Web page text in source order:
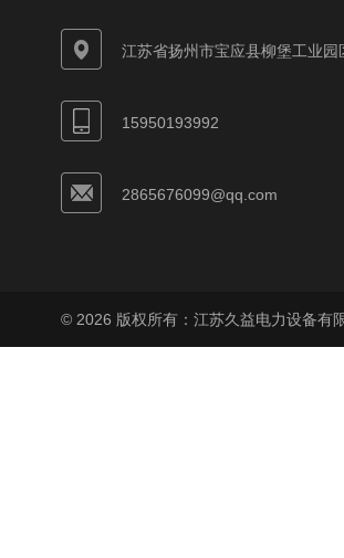
江苏省扬州市宝应县柳堡工业园
15950193992
2865676099@qq.com
© 2026 版权所有：江苏久益电力设备有